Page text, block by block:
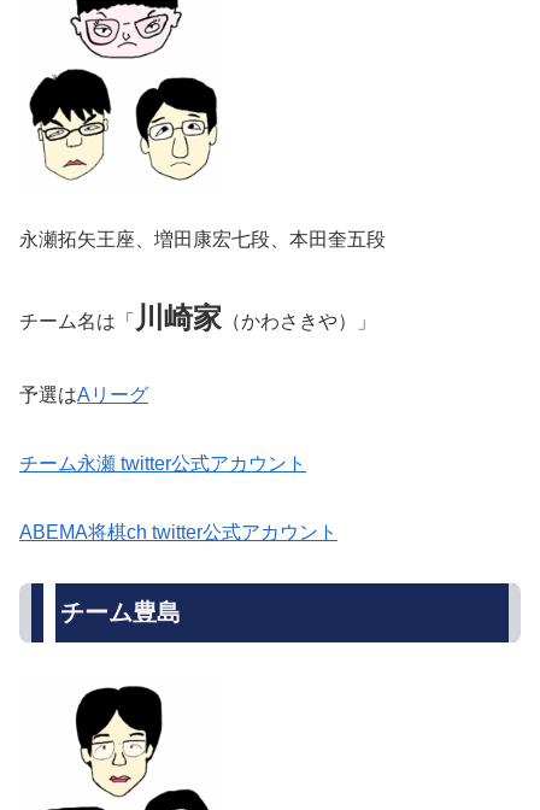
永瀬拓矢王座、増田康宏七段、本田奎五段
チーム名は「 川崎家 （かわさきや）」
予選はAリーグ
チーム永瀬 twitter公式アカウント
ABEMA将棋ch twitter公式アカウント
チーム豊島